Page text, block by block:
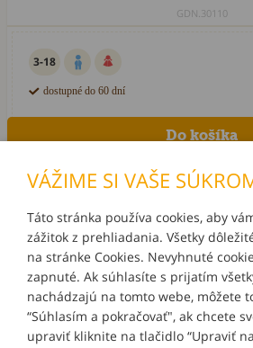
GDN.30110
3-18
dostupné do 60 dní
INFORMÁCIE
MÔJ ÚČET
VÁŽIME SI VAŠE
Táto stránka používa cookies, aby
zážitok z prehliadania. Všetky
na stránke Cookies. Nevyhnuté
zapnuté. Ak súhlasíte s prijatím
nachádzajú na tomto webe, môžete
“Súhlasím a pokračovať", ak chcete
upraviť kliknite na tlačidlo “Upraviť